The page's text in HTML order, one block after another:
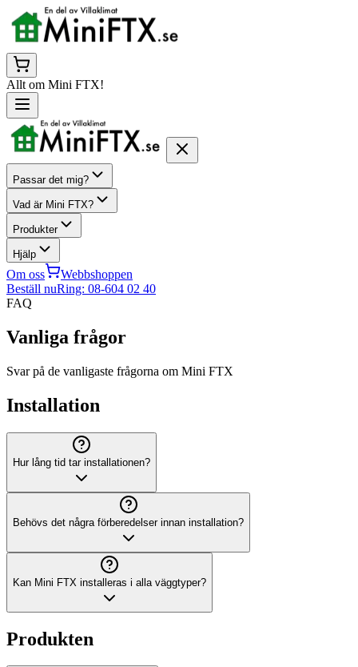
Allt om Mini FTX!
Passar det mig?
Vad är Mini FTX?
Produkter
Hjälp
Om oss
Webbshoppen
Beställ nuRing: 08-604 02 40
FAQ
Vanliga frågor
Svar på de vanligaste frågorna om Mini FTX
Installation
Hur lång tid tar installationen?
Behövs det några förberedelser innan installation?
Kan Mini FTX installeras i alla väggtyper?
Produkten